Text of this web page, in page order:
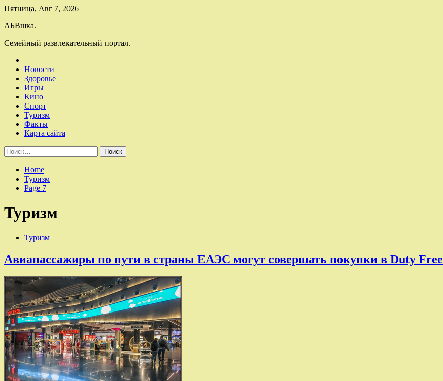
Skip
content
Пятница, Авг 7, 2026
АБВшка.
Семейный развлекательный портал.
Новости
Здоровье
Игры
Кино
Спорт
Туризм
Факты
Карта сайта
Найти:
Home
Туризм
Page 7
Туризм
Туризм
Авиапассажиры по пути в страны ЕАЭС могут совершать покупки в Duty Free